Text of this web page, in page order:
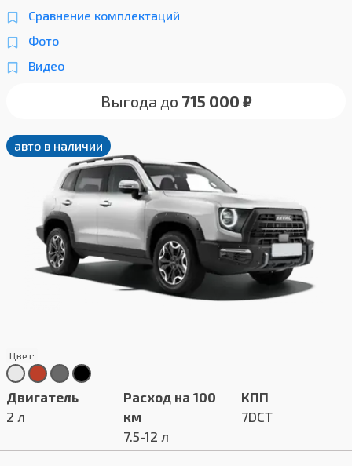
Сравнение комплектаций
Фото
Видео
Выгода до 715 000 ₽
авто в наличии
Цвет:
Двигатель
2 л
Расход на 100
км
7.5-12 л
КПП
7DCT